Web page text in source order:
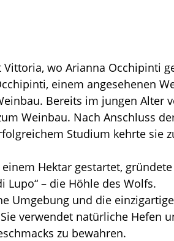
wo Arianna Occhipinti
einem angesehenen
Bereits im jungen
Weinbau. Nach Anschluss
Studium kehrte
Hektar gestartet,
Lupo“ – die Höhle des Wolfs.
Umgebung und die
verwendet natürliche Hefen
zu bewahren.